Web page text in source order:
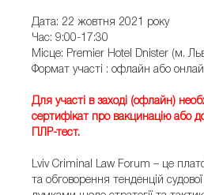
Дата: 22 жовтня 2021 року
Час: 9:00-17:30
Місце: Premier Hotel Dnister (м.
Формат участі : офлайн або
Для участі в заході (офлайн)
сертифікат про вакцинацію або
ПЛР-тест.
Lviv Criminal Law Forum – це
та обговорення тенденцій